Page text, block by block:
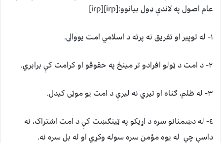
عام اصول په لاندې ډول بيانوو:[irp][irp]
١- له توپير او تفريق نه پرته د اسلامي امت يووالى.
٢- د امت د ټولو افرادو تر مينځ په حقوقو او کرامت کې برابري.
٣- له ظلم، ګناه او تيري نه ليرې د امت يو موټى کيدل.
٤- له دښمنانو سره د اړيکو په ټينګښت کې د امت اشتراک، نه
داسې چې له يوه مؤمن سره سوله وکړي او له بل سره نه.